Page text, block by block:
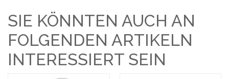
SIE KÖNNTEN AUCH AN
FOLGENDEN ARTIKELN
INTERESSIERT SEIN